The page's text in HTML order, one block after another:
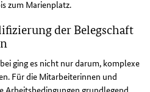
zum Marienplatz.
der Belegschaft
ging es nicht nur darum, komplexe
Für die Mitarbeiterinnen und